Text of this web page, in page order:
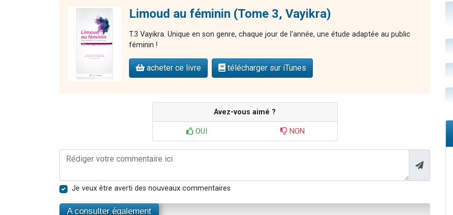
Limoud au féminin (Tome 3, Vayikra)
T.3 Vayikra. Unique en son genre, chaque jour de l'année, une étude adaptée au public
féminin !
acheter ce livre télécharger sur iTunes
Avez-vous aimé ?
OUI NON
Je veux être averti des nouveaux commentaires
A consulter également